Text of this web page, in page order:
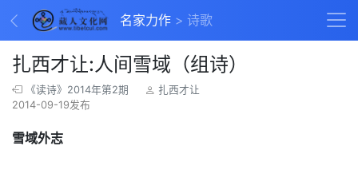
名家力作 诗歌
扎西才让:人间雪域（组诗）
《读诗》2014年第2期
扎西才让
2014-09-19发布
雪域外志